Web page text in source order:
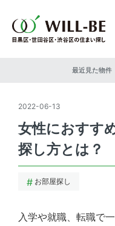
最近見た物件
2022-06-13
女性におすす
探し方とは？
お部屋探し
入学や就職、転職で